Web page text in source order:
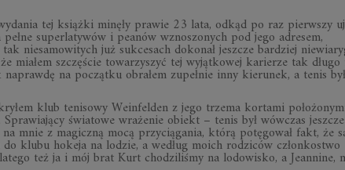
tej książki minęły prawie 23 lata, odkąd po raz pierwszy
superlatywów i peanów wznoszonych pod jego adresem,
niesamowitych już sukcesach dokonał jeszcze bardziej
miałem szczęście towarzyszyć tej wyjątkowej karierze tak
na początku obrałem zupełnie inny kierunek, a tenis był
klub tenisowy Weinfelden z jego trzema kortami
światowe wrażenie obiekt – tenis był wówczas jeszcze
mnie z magiczną mocą przyciągania, którą potęgował fakt, że
do klubu hokeja na lodzie, a według moich rodziców członkostwo
też ja i mój brat Kurt chodziliśmy na lodowisko, a Jeannine,